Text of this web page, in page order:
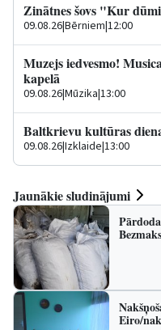
Zinātnes šovs "Kur
09.08.26|Bērniem|12:00
Muzejs iedvesmo!
kapelā
09.08.26|Mūzika|13:00
Baltkrievu kultūras
09.08.26|Izklaide|13:00
Jaunākie sludinājumi
Eiro/